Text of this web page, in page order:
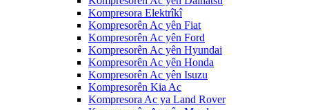
Kompresora Elektrîkî
Kompresorên Ac yên Fiat
Kompresorên Ac yên Ford
Kompresorên Ac yên Hyundai
Kompresorên Ac yên Honda
Kompresorên Ac yên Isuzu
Kompresorên Kia Ac
Kompresora Ac ya Land Rover